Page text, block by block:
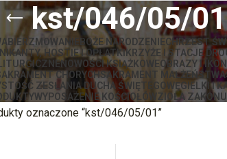
kst/046/05/01
BIERZMOWANIE BOŻE NARODZENIECHRZEST
HOSTIE I OPŁATKIKRZYŻE I STACJE
NOWOŚCI KSIĄŻKOWEOBRAZY I
CHORYCHSAKRAMENT MAŁŻEŃSTWA
ZESŁANIA DUCHA ŚWIĘTEGO WĘGIELKI I
WYPOSAŻENIE KOŚCIOŁÓWZIOŁA
oznaczone “kst/046/05/01”